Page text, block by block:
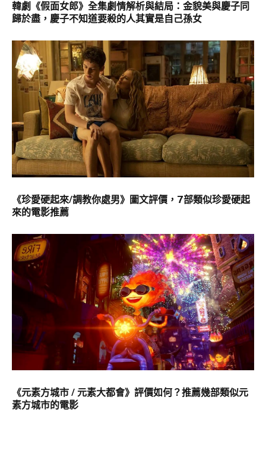
韓劇《假面女郎》全集劇情解析與結局：金貌美與慶子同
歸於盡，慶子不知道要殺的人其實是自己孫女
《珍愛硬起來/調教你處男》圖文評價，7部類似珍愛硬起
來的電影推薦
《元素方城市 / 元素大都會》評價如何？推薦幾部類似元
素方城市的電影